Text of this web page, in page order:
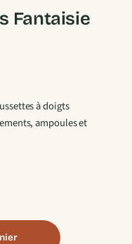
Fantaisie
à doigts
ampoules et